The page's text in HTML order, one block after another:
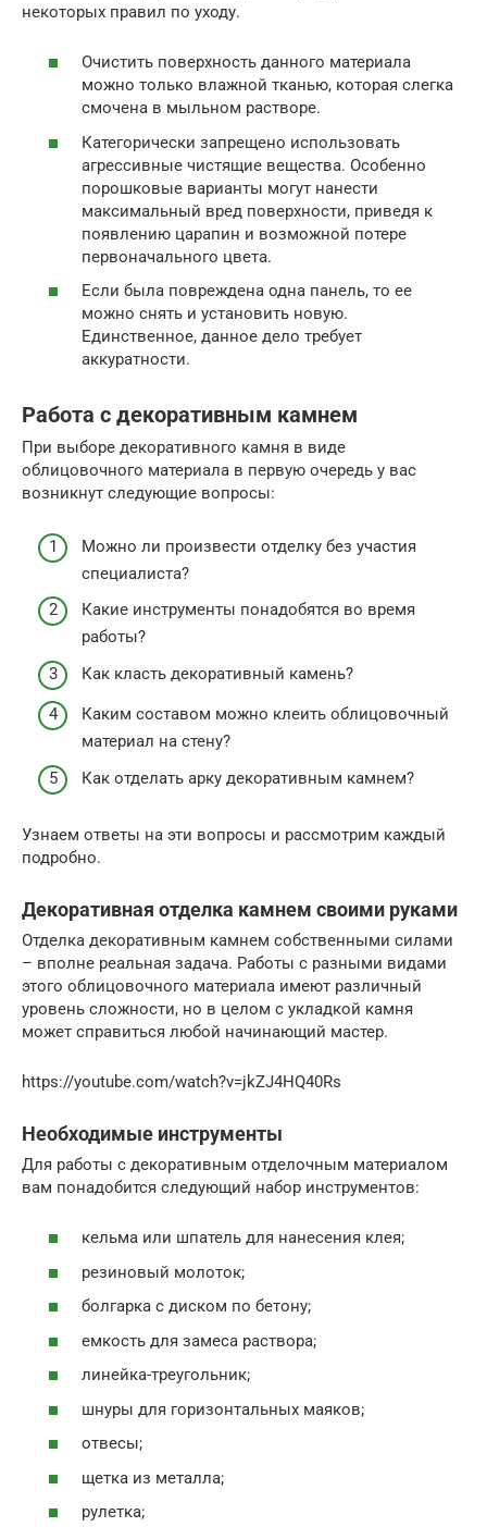
некоторых правил по уходу.
Очистить поверхность данного материала
можно только влажной тканью, которая слегка
смочена в мыльном растворе.
Категорически запрещено использовать
агрессивные чистящие вещества. Особенно
порошковые варианты могут нанести
максимальный вред поверхности, приведя к
появлению царапин и возможной потере
первоначального цвета.
Если была повреждена одна панель, то ее
можно снять и установить новую.
Единственное, данное дело требует
аккуратности.
Работа с декоративным камнем
При выборе декоративного камня в виде
облицовочного материала в первую очередь у вас
возникнут следующие вопросы:
Можно ли произвести отделку без участия
специалиста?
Какие инструменты понадобятся во время
работы?
Как класть декоративный камень?
Каким составом можно клеить облицовочный
материал на стену?
Как отделать арку декоративным камнем?
Узнаем ответы на эти вопросы и рассмотрим каждый
подробно.
Декоративная отделка камнем своими руками
Отделка декоративным камнем собственными силами
– вполне реальная задача. Работы с разными видами
этого облицовочного материала имеют различный
уровень сложности, но в целом с укладкой камня
может справиться любой начинающий мастер.
https://youtube.com/watch?v=jkZJ4HQ40Rs
Необходимые инструменты
Для работы с декоративным отделочным материалом
вам понадобится следующий набор инструментов:
кельма или шпатель для нанесения клея;
резиновый молоток;
болгарка с диском по бетону;
емкость для замеса раствора;
линейка-треугольник;
шнуры для горизонтальных маяков;
отвесы;
щетка из металла;
рулетка;